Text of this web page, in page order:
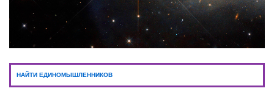
НАЙТИ ЕДИНОМЫШЛЕННИКОВ